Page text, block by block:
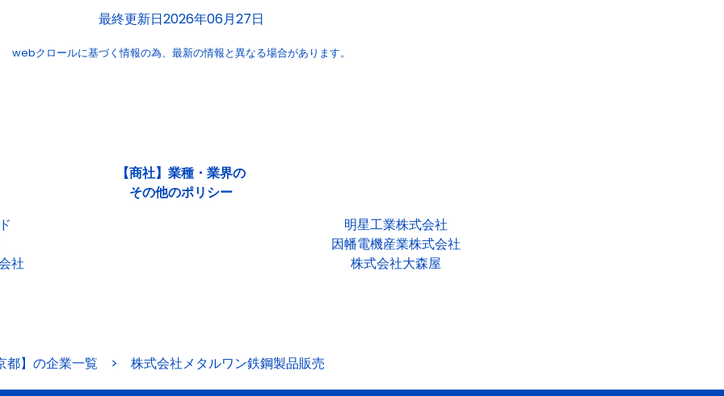
最終更新日2026年06月27日
webクロールに基づく情報の為、 最新の情報と異なる場合があります。
【商社】業種・業界の
その他のポリシー
明星工業株式会社
因幡電機産業株式会社
社
株式会社大森屋
都】の企業一覧 > 株式会社メタルワン鉄鋼製品販売